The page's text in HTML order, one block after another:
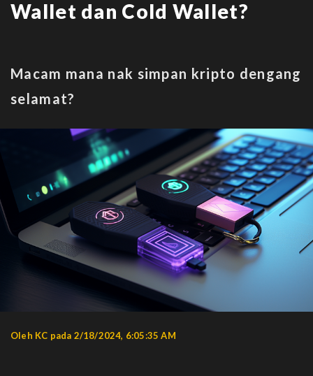
Wallet dan Cold Wallet?
Macam mana nak simpan kripto dengang
selamat?
Oleh KC pada 2/18/2024, 6:05:35 AM